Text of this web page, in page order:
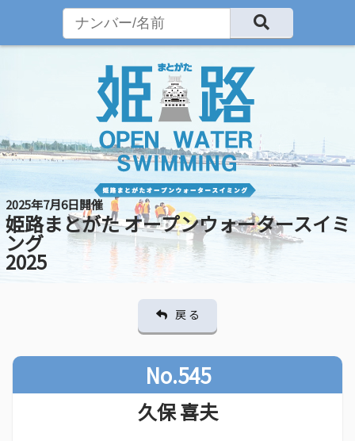
2025年7月6日開催
姫路まとがた オープンウォータースイミ
ング
2025
戻 る
No.545
久保 喜夫